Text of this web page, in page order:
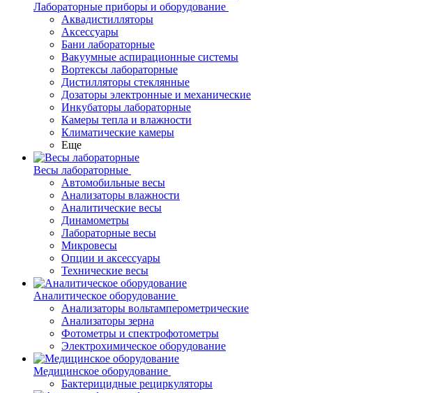
Лабораторные приборы и оборудование
Аквадистилляторы
Аксессуары
Бани лабораторные
Вакуумные аспирационные системы
Вортексы лабораторные
Дистилляторы стеклянные
Дозаторы электронные и механические
Инкубаторы лабораторные
Камеры тепла и влажности
Климатические камеры
Еще
Весы лабораторные
Автомобильные весы
Анализаторы влажности
Аналитические весы
Динамометры
Лабораторные весы
Микровесы
Опции и аксессуары
Технические весы
Аналитическое оборудование
Анализаторы вольтамперометрические
Анализаторы зерна
Фотометры и спектрофотометры
Электрохимическое оборудование
Медицинское оборудование
Бактерицидные рециркуляторы